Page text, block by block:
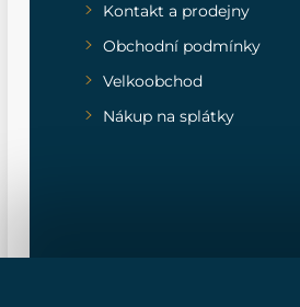
Kontakt a prodejny
Obchodní podmínky
Velkoobchod
Nákup na splátky